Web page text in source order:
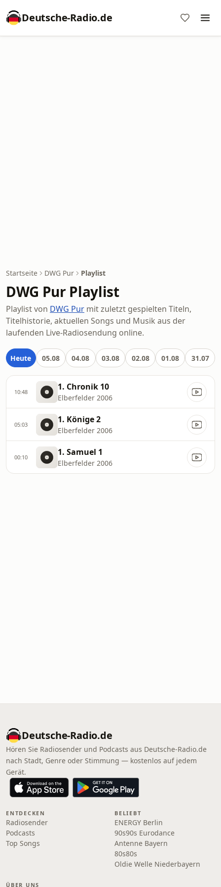
Deutsche-Radio.de
Startseite DWG Pur Playlist
DWG Pur Playlist
Playlist von DWG Pur mit zuletzt gespielten Titeln,
Titelhistorie, aktuellen Songs und Musik aus der
laufenden Live-Radiosendung online.
Heute 05.08 04.08 03.08 02.08 01.08 31.07
10:48 1. Chronik 10
Elberfelder 2006
05:03 1. Könige 2
Elberfelder 2006
00:10 1. Samuel 1
Elberfelder 2006
Deutsche-Radio.de
Hören Sie Radiosender und Podcasts aus Deutsche-Radio.de
nach Stadt, Genre oder Stimmung — kostenlos auf jedem
Gerät.
ENTDECKEN
Radiosender
Podcasts
Top Songs
BELIEBT
ENERGY Berlin
90s90s Eurodance
Antenne Bayern
80s80s
Oldie Welle Niederbayern
ÜBER UNS